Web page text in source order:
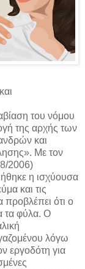
του νόμου
της αρχής των
και
Με τον
2006)
η ισχύουσα
και τις
προβλέπει ότι ο
τα φύλα. Ο
λόγω
εργοδότη για